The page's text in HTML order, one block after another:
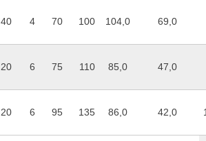
40 4 70 100 104,0 69,0
20 6 75 110 85,0 47,0
20 6 95 135 86,0 42,0